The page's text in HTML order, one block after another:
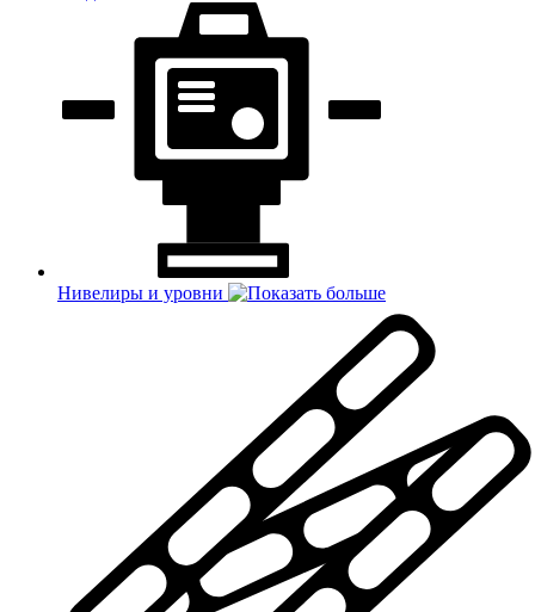
Нивелиры и уровни